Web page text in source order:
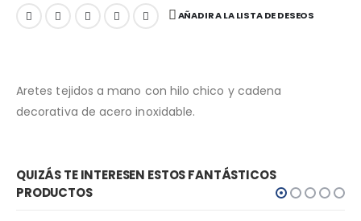
AÑADIR A LA LISTA DE DESEOS
Aretes tejidos a mano con hilo chico y cadena
decorativa de acero inoxidable.
QUIZÁS TE INTERESEN ESTOS FANTÁSTICOS
PRODUCTOS